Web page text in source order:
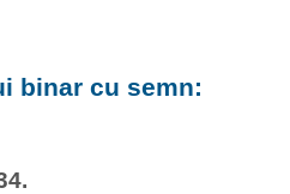
binar cu semn: